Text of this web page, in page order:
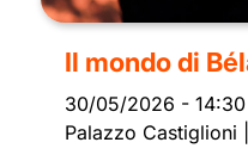
Il mondo di
30/05/2026 - 14:30
Palazzo Castiglioni